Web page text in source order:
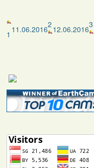
1 11.06.20162 12.06.20163